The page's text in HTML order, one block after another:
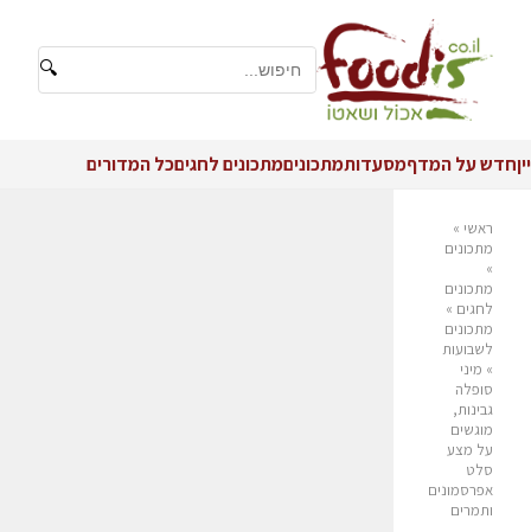
🔍
ייןחדש על המדףמסעדותמתכוניםמתכונים לחגיםכל המדורים
ראשי »
מתכונים
»
מתכונים
לחגים »
מתכונים
לשבועות
» מיני
סופלה
גבינות,
מוגשים
על מצע
סלט
אפרסמונים
ותמרים